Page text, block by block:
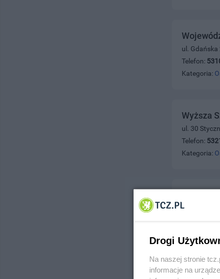
ul. Gdańska
Telefon:
Kategoria:
Wyższa
ul. 30
Telefon:
Kategoria:
ul. Parkowa
Drogi
Na naszej stronie
informacje na